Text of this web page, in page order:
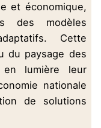
et économique,
des modèles
Cette
du paysage des
lumière leur
nationale
de solutions